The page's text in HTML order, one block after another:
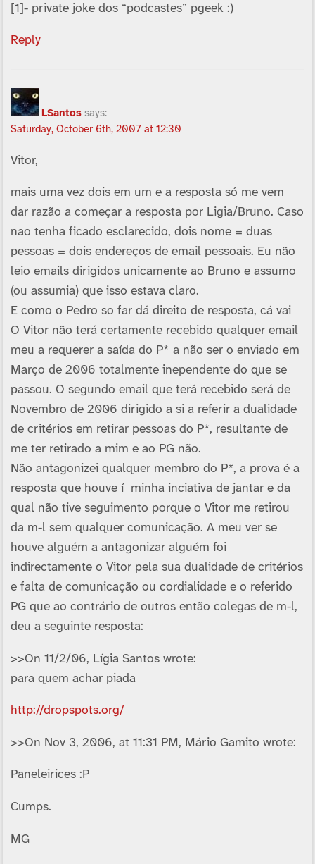
[1]- private joke dos “podcastes” pgeek :)
Reply
LSantos says:
Saturday, October 6th, 2007 at 12:30
Vitor,
mais uma vez dois em um e a resposta só me vem
dar razão a começar a resposta por Ligia/Bruno. Caso
nao tenha ficado esclarecido, dois nome = duas
pessoas = dois endereços de email pessoais. Eu não
leio emails dirigidos unicamente ao Bruno e assumo
(ou assumia) que isso estava claro.
E como o Pedro so far dá direito de resposta, cá vai
O Vitor não terá certamente recebido qualquer email
meu a requerer a saí­da do P* a não ser o enviado em
Março de 2006 totalmente inependente do que se
passou. O segundo email que terá recebido será de
Novembro de 2006 dirigido a si a referir a dualidade
de critérios em retirar pessoas do P*, resultante de
me ter retirado a mim e ao PG não.
Não antagonizei qualquer membro do P*, a prova é a
resposta que houve í minha inciativa de jantar e da
qual não tive seguimento porque o Vitor me retirou
da m-l sem qualquer comunicação. A meu ver se
houve alguém a antagonizar alguém foi
indirectamente o Vitor pela sua dualidade de critérios
e falta de comunicação ou cordialidade e o referido
PG que ao contrário de outros então colegas de m-l,
deu a seguinte resposta:
>>On 11/2/06, Lí­gia Santos wrote:
para quem achar piada
http://dropspots.org/
>>On Nov 3, 2006, at 11:31 PM, Mário Gamito wrote:
Paneleirices :P
Cumps.
MG